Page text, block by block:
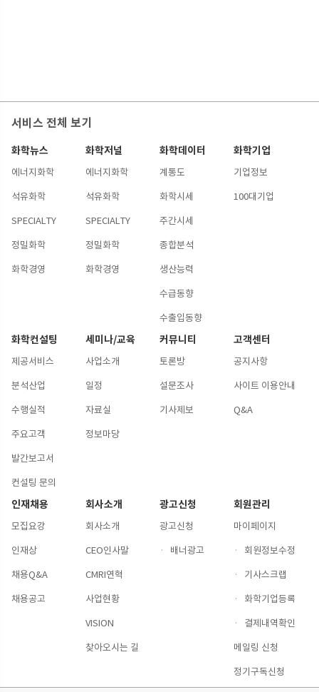
서비스 전체 보기
화학뉴스
에너지화학
석유화학
SPECIALTY
정밀화학
화학경영
화학저널
에너지화학
석유화학
SPECIALTY
정밀화학
화학경영
화학데이터
계통도
화학시세
주간시세
종합분석
생산능력
수급동향
수출입동향
화학기업
기업정보
100대기업
화학컨설팅
제공서비스
분석산업
수행실적
주요고객
발간보고서
컨설팅 문의
세미나/교육
사업소개
일정
자료실
정보마당
커뮤니티
토론방
설문조사
기사제보
고객센터
공지사항
사이트 이용안내
Q&A
인재채용
모집요강
인재상
채용Q&A
채용공고
회사소개
회사소개
CEO인사말
CMRI연혁
사업현황
VISION
찾아오시는 길
광고신청
광고신청
·
배너광고
회원관리
마이페이지
·
회원정보수정
·
기사스크랩
·
화학기업등록
·
결제내역확인
메일링 신청
정기구독신청